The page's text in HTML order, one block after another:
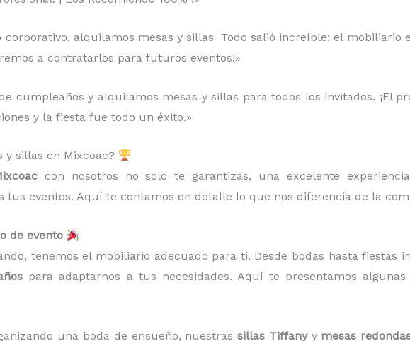
corporativo, alquilamos mesas y sillas Todo salió increíble: el mobiliario
a contratarlos para futuros eventos!»
cumpleaños y alquilamos mesas y sillas para todos los invitados. ¡El
y la fiesta fue todo un éxito.»
y sillas en Mixcoac?
con nosotros no solo te garantizas, una excelente
eventos. Aquí te contamos en detalle lo que nos diferencia de la
de evento
tenemos el mobiliario adecuado para ti. Desde bodas hasta fiestas
para adaptarnos a tus necesidades. Aquí te presentamos
una boda de ensueño, nuestrassillas Tiffanyy mesas